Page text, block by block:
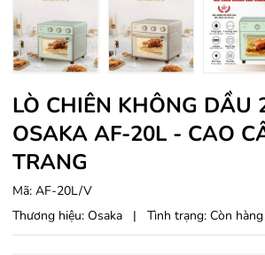
LÒ CHIÊN KHÔNG DẦU
OSAKA AF-20L - CAO
TRANG
Mã: AF-20L/V
Thương hiệu: Osaka | Tình trạng: Còn hàng